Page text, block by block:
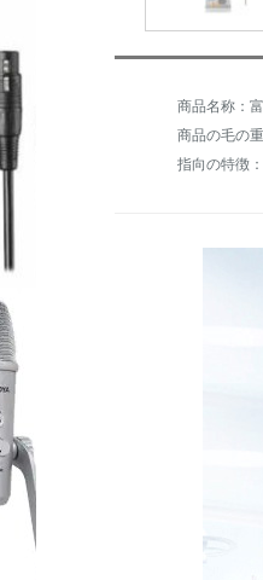
商品名称：
商品の毛の
指向の特徴